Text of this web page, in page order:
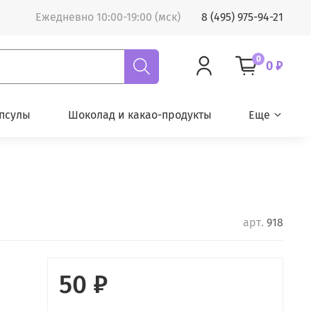
Ежедневно 10:00-19:00 (мск) 8 (495) 975-94-21
0 0 ₽
Шоколад и какао-продукты Еще
арт. 918
50 ₽